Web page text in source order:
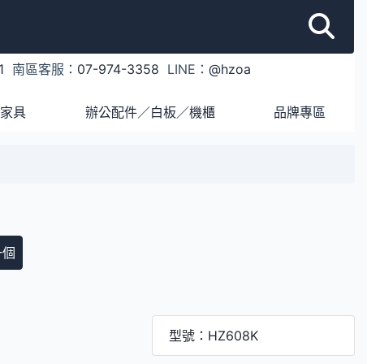
南區客服： 07-974-3358 LINE：@hzoa
具 辦公配件／白板／機櫃 品牌專區
型號：HZ608K